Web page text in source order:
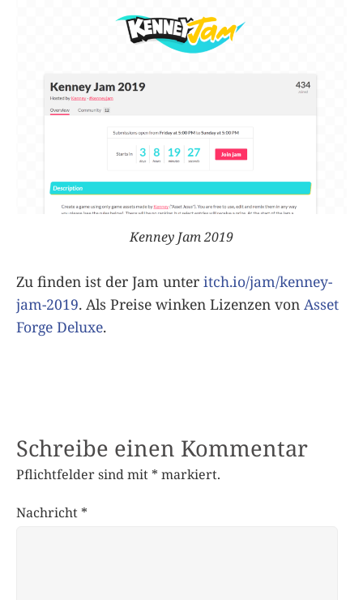
Kenney Jam 2019
Zu finden ist der Jam unter itch.io/jam/kenney-
jam-2019. Als Preise winken Lizenzen von Asset
Forge Deluxe.
Schreibe einen Kommentar
Pflichtfelder sind mit * markiert.
Nachricht *